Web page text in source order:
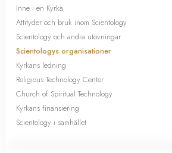
Inne i en Kyrka
Attityder och bruk inom Scientology
Scientology och andra utövningar
Scientologys organisationer
Kyrkans ledning
Religious Technology Center
Church of Spiritual Technology
Kyrkans finansiering
Scientology i samhället